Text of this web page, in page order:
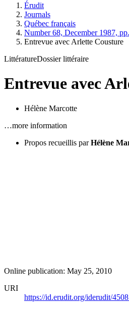
Érudit
Journals
Québec français
Number 68, December 1987,
Entrevue avec Arlette Cousture
LittératureDossier littéraire
Entrevue avec
Hélène Marcotte
…more information
Propos recueillis par Hélène
Online publication: May 25, 2010
URI
https://id.erudit.org/iderudit/